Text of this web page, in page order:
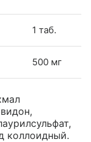
1 таб.
500 мг
коллоидный.